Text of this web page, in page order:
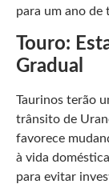
para um ano de
Touro:
Gradual
Taurinos terão
trânsito de
favorece
à vida
para evitar